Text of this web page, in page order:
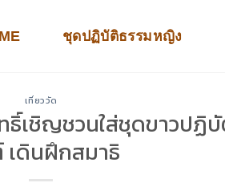
ชุดปฏิบัติธรรมหญิง
เที่ยววัด
เชิญชวนใส่ชุดขาวปฏิ
เดินฝึกสมาธิ